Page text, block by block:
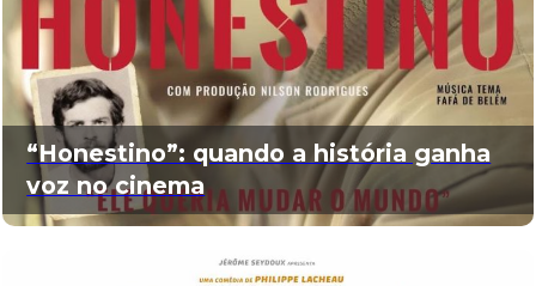
“Honestino”: quando a história ganha
voz no cinema